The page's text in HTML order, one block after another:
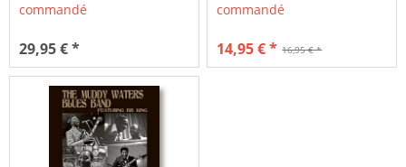
commandé
29,95 € *
commandé
16,95 € *
14,95 € *